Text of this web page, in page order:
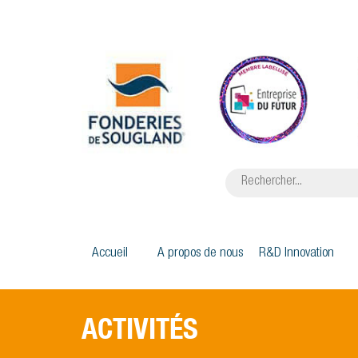
Accueil A propos de nous R&D Innovation
ACTIVITÉS